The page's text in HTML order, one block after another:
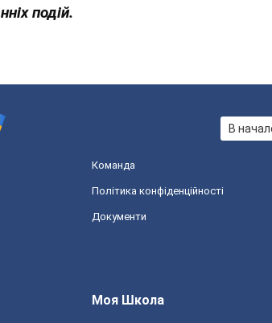
подій.
В
Команда
Політика конфіденційності
Документи
Моя Школа